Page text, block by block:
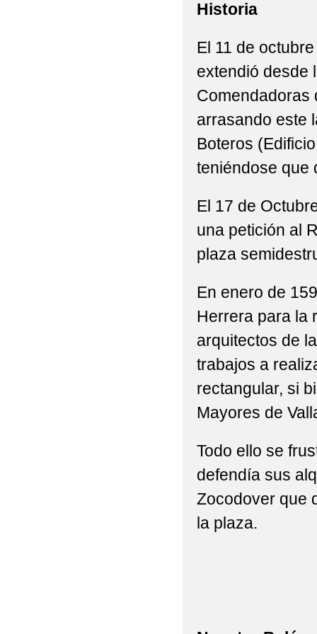
Historia
El 11 de
extendió desde
Comendadoras
arrasando este
Boteros
teniéndose que
El 17 de
una petición al
plaza
En enero de
Herrera para la
arquitectos de
trabajos a
rectangular, si
Mayores de
Todo ello se
defendía sus
Zocodover que
la plaza.